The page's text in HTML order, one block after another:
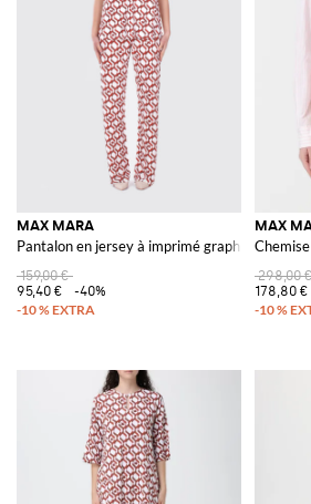
MAX MARA
Pantalon en jersey à imprimé graphique
159,00 €
95,40 €
-40%
MAX
298,00
178,80 €